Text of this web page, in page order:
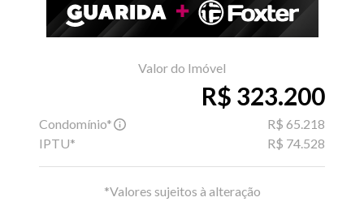
Valor do Imóvel
R$ 323.200
Condomínio*
R$ 65.218
IPTU*
R$ 74.528
*Valores sujeitos à alteração